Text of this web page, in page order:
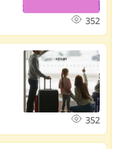
352
352